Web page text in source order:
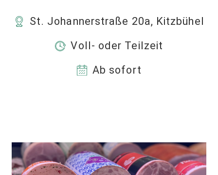
St. Johannerstraße 20a, Kitzbühel
Voll- oder Teilzeit
Ab sofort